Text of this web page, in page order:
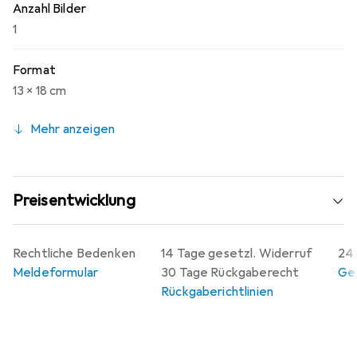
Anzahl Bilder
1
Format
13 x 18 cm
Mehr anzeigen
Preisentwicklung
14 Tage gesetzl. Widerruf
30 Tage Rückgaberecht
Rückgaberichtlinien
24
Rechtliche Bedenken
Meldeformular